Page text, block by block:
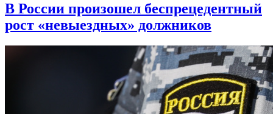
В России произошел беспрецедентный
рост «невыездных» должников